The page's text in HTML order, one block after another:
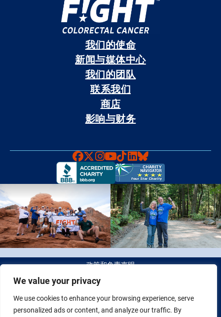
We value your privacy
We use cookies to enhance your browsing experience, serve
personalized ads or content, and analyze our traffic. By
我们的使命
新闻与媒体中心
我们的团队
联系我们
商店
影响与财务
Faceboook
X Instagram
YouTube
TikTok
LinkedIn
Bluesky
政策和免责声明
© 2026 Fight Colorectal Cancer 版权所有。 税务识别号（Tax
ID）：20-2622550